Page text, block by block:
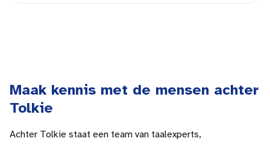
Maak kennis met de mensen achter
Tolkie
Achter Tolkie staat een team van taalexperts,